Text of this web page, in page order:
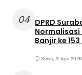
04 DPRD
Normalisasi
Banjir ke
Senin, 3 Agu 2026